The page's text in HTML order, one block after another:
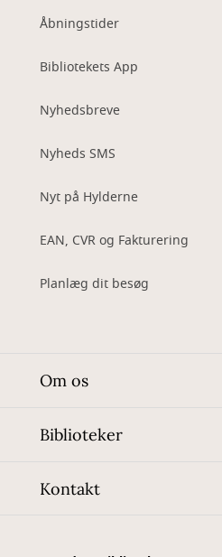
Åbningstider
Bibliotekets App
Nyhedsbreve
Nyheds SMS
Nyt på Hylderne
EAN, CVR og Fakturering
Planlæg dit besøg
Om os
Biblioteker
Kontakt